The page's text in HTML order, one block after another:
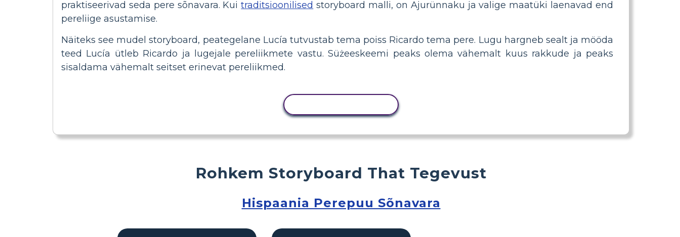
praktiseerivad seda pere sõnavara. Kuitraditsioonilised storyboard malli, on Ajurünnaku ja valige maatüki laenavad end
pereliige asustamise.
Näiteks see mudel storyboard, peategelane Lucía tutvustab tema poiss Ricardo tema pere. Lugu hargneb sealt ja mööda
teed Lucía ütleb Ricardo ja lugejale pereliikmete vastu. Süżeeskeemi peaks olema vähemalt kuus rakkude ja peaks
sisaldama vähemalt seitset erinevat pereliikmed.
Rohkem Storyboard That Tegevust
Hispaania Perepuu Sõnavara